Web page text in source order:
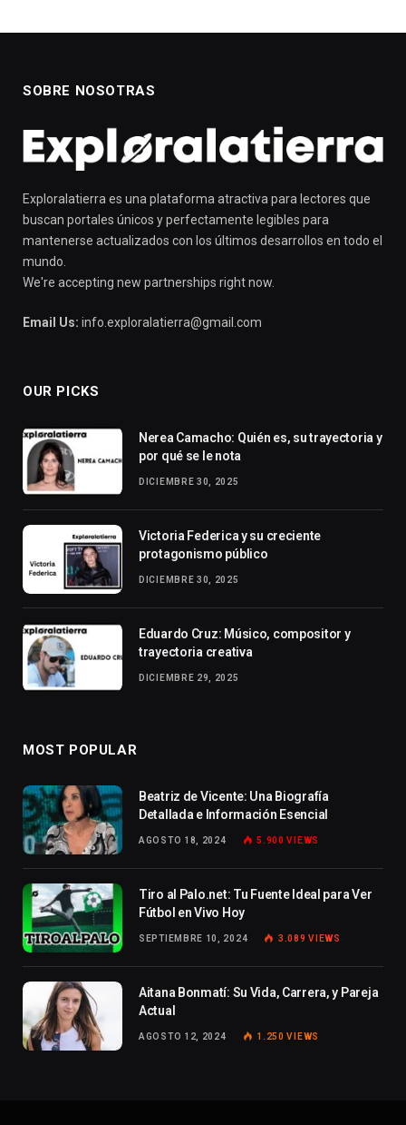
SOBRE NOSOTRAS
Exploralatierra es una plataforma atractiva para lectores que
buscan portales únicos y perfectamente legibles para
mantenerse actualizados con los últimos desarrollos en todo el
mundo.
We're accepting new partnerships right now.
Email Us: info.exploralatierra@gmail.com
OUR PICKS
Nerea Camacho: Quién es, su trayectoria y
por qué se le nota
DICIEMBRE 30, 2025
Victoria Federica y su creciente
protagonismo público
DICIEMBRE 30, 2025
Eduardo Cruz: Músico, compositor y
trayectoria creativa
DICIEMBRE 29, 2025
MOST POPULAR
Beatriz de Vicente: Una Biografía
Detallada e Información Esencial
AGOSTO 18, 2024 5.900VIEWS
Tiro al Palo.net: Tu Fuente Ideal para Ver
Fútbol en Vivo Hoy
SEPTIEMBRE 10, 2024 3.089VIEWS
Aitana Bonmatí: Su Vida, Carrera, y Pareja
Actual
AGOSTO 12, 2024 1.250VIEWS